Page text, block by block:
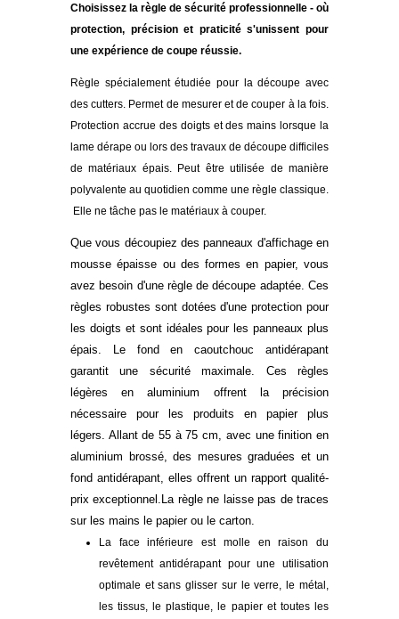
Choisissez la règle de sécurité professionnelle - où
protection, précision et praticité s'unissent pour
une expérience de coupe réussie.
Règle spécialement étudiée pour la découpe avec
des cutters. Permet de mesurer et de couper à la fois.
Protection accrue des doigts et des mains lorsque la
lame dérape ou lors des travaux de découpe difficiles
de matériaux épais. Peut être utilisée de manière
polyvalente au quotidien comme une règle classique.
Elle ne tâche pas le matériaux à couper.
Que vous découpiez des panneaux d'affichage en
mousse épaisse ou des formes en papier, vous
avez besoin d'une règle de découpe adaptée. Ces
règles robustes sont dotées d'une protection pour
les doigts et sont idéales pour les panneaux plus
épais. Le fond en caoutchouc antidérapant
garantit une sécurité maximale. Ces règles
légères en aluminium offrent la précision
nécessaire pour les produits en papier plus
légers. Allant de 55 à 75 cm, avec une finition en
aluminium brossé, des mesures graduées et un
fond antidérapant, elles offrent un rapport qualité-
prix exceptionnel.La règle ne laisse pas de traces
sur les mains le papier ou le carton.
La face inférieure est molle en raison du
revêtement antidérapant pour une utilisation
optimale et sans glisser sur le verre, le métal,
les tissus, le plastique, le papier et toutes les